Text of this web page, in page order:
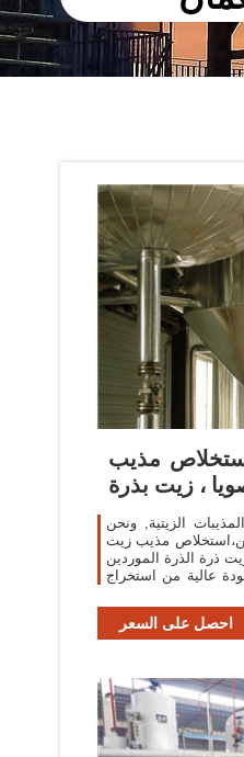
مذيب
، زيت بذرة
الزيتية, ونحن
مذيب زيت
ذرة الذرة الموردين
عالية من استخراج
احصل على السعر